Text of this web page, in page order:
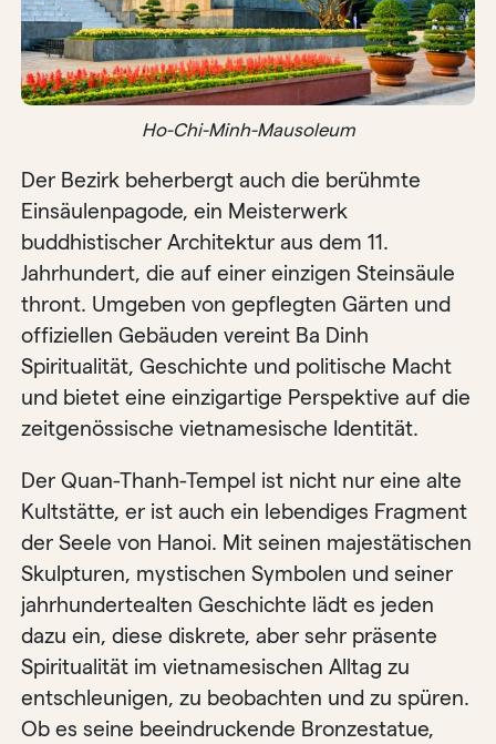
Ho-Chi-Minh-Mausoleum
Der Bezirk beherbergt auch die berühmte
Einsäulenpagode, ein Meisterwerk
buddhistischer Architektur aus dem 11.
Jahrhundert, die auf einer einzigen Steinsäule
thront. Umgeben von gepflegten Gärten und
offiziellen Gebäuden vereint Ba Dinh
Spiritualität, Geschichte und politische Macht
und bietet eine einzigartige Perspektive auf die
zeitgenössische vietnamesische Identität.
Der Quan-Thanh-Tempel ist nicht nur eine alte
Kultstätte, er ist auch ein lebendiges Fragment
der Seele von Hanoi. Mit seinen majestätischen
Skulpturen, mystischen Symbolen und seiner
jahrhundertealten Geschichte lädt es jeden
dazu ein, diese diskrete, aber sehr präsente
Spiritualität im vietnamesischen Alltag zu
entschleunigen, zu beobachten und zu spüren.
Ob es seine beeindruckende Bronzestatue,